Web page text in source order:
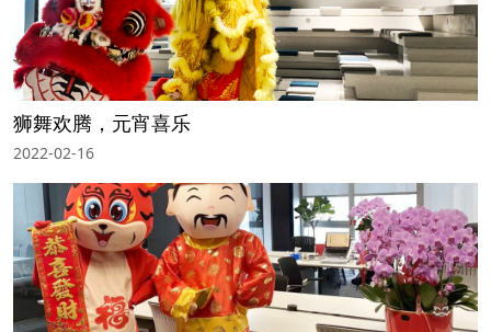
狮舞欢腾，元宵喜乐
2022-02-16